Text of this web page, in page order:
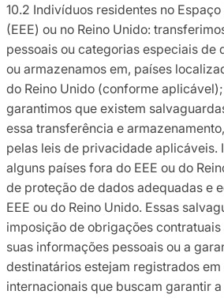
10.2 Indivíduos residentes no
(EEE) ou no Reino Unido:
pessoais ou categorias especiais de
ou armazenamos em, países
do Reino Unido (conforme
garantimos que existem
essa transferência e
pelas leis de privacidade aplicáveis.
alguns países fora do EEE ou do
de proteção de dados adequadas e
EEE ou do Reino Unido. Essas
imposição de obrigações
suas informações pessoais ou a
destinatários estejam registrados
internacionais que buscam garantir